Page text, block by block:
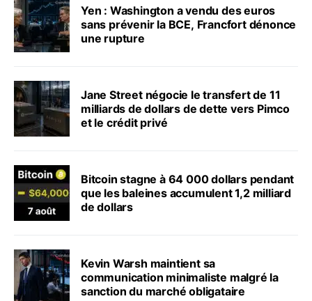
Yen : Washington a vendu des euros
sans prévenir la BCE, Francfort dénonce
une rupture
Jane Street négocie le transfert de 11
milliards de dollars de dette vers Pimco
et le crédit privé
Bitcoin stagne à 64 000 dollars pendant
que les baleines accumulent 1,2 milliard
de dollars
Kevin Warsh maintient sa
communication minimaliste malgré la
sanction du marché obligataire